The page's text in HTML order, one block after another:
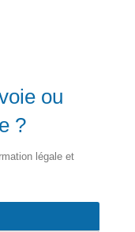
ou
?
légale et